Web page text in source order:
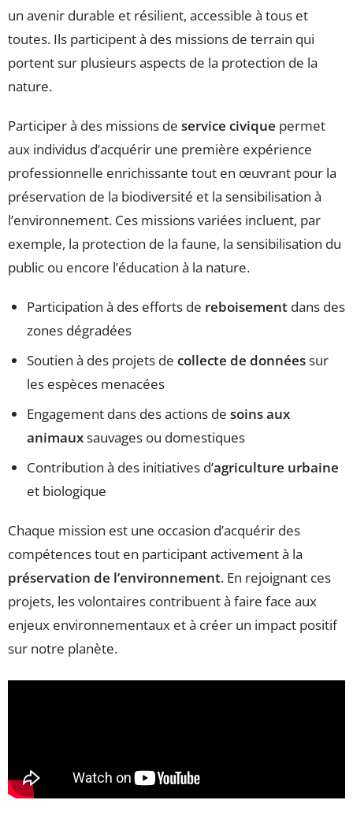
un avenir durable et résilient, accessible à tous et
toutes. Ils participent à des missions de terrain qui
portent sur plusieurs aspects de la protection de la
nature.
Participer à des missions de service civique permet
aux individus d’acquérir une première expérience
professionnelle enrichissante tout en œuvrant pour la
préservation de la biodiversité et la sensibilisation à
l’environnement. Ces missions variées incluent, par
exemple, la protection de la faune, la sensibilisation du
public ou encore l’éducation à la nature.
Participation à des efforts de reboisement dans des
zones dégradées
Soutien à des projets de collecte de donnéessur
les espèces menacées
Engagement dans des actions de soins aux
animauxsauvages ou domestiques
Contribution à des initiatives d’agriculture urbaine
et biologique
Chaque mission est une occasion d’acquérir des
compétences tout en participant activement à la
préservation de l’environnement. En rejoignant ces
projets, les volontaires contribuent à faire face aux
enjeux environnementaux et à créer un impact positif
sur notre planète.